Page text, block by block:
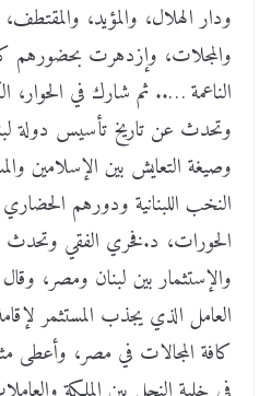
ودار الهلال، والمؤيد،
والمجلات، وإزدهرت بحضورهم
الناعمة ….. ثم شارك في الحوار،
وتحدث عن تاريخ تأسيس دولة
وصيغة التعايش بين الإسلامين
النخب اللبنانية ودورهم
الحورات، د.فخري الفقي
والإستثمار بين لبنان ومصر،
العامل الذي يجذب المستثمر
كافة المجالات في مصر، وأعطى